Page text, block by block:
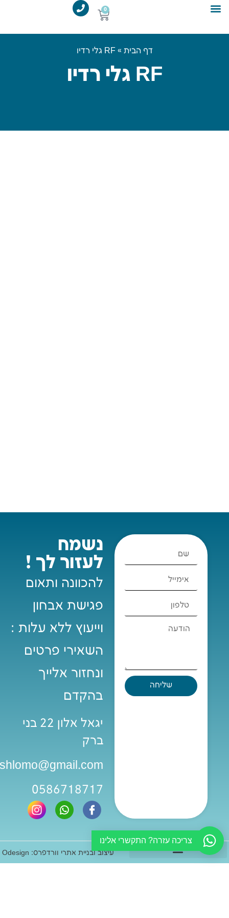
לתוכן 0
דף הבית » RF גלי רדיו
RF גלי רדיו
שליחה
נשמח
לעזור לך !
להכוונה ותאום
פגישת אבחון
וייעוץ ללא עלות :
השאירי פרטים
ונחזור אלייך
בהקדם
יגאל אלון 22 בני
ברק
0586718717
עיצוב ובניית אתרי וורדפרס: Odesign
צריכה עזרה? התקשרי אלינו